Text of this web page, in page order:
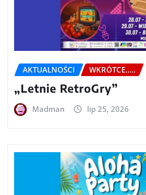
AKTUALNOŚCI WKRÓTCE.....
„Letnie RetroGry”
Madman lip 25, 2026